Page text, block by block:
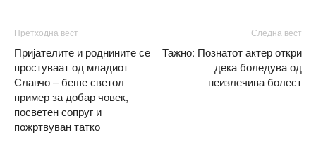
Претходна вест
Пријателите и роднините се
простуваат од младиот
Славчо – беше светол
пример за добар човек,
посветен сопруг и
пожртвуван татко
Следна вест
Тажно: Познатот актер откри
дека боледува од
неизлечива болест